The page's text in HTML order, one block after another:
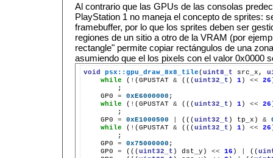
Al contrario que las GPUs de las consolas
PlayStation 1 no maneja el concepto de sprites:
framebuffer, por lo que los sprites deben ser
regiones de un sitio a otro de la VRAM (por
rectangle" permite copiar rectángulos de una
asumiendo que el los pixels con el valor 0x0000
void psx::gpu_draw_8x8_tile(uint8_t src_x,
while
( ! (GPUSTAT & (((uint32_t ) 1) <<
26
GP0
= 0xE6000000 ;
while
( ! (GPUSTAT & (((uint32_t ) 1) <<
26
GP0
= 0xE1000500 (((uint32_t ) tp_x) &
while
( ! (GPUSTAT & (((uint32_t ) 1) <<
26
GP0
= 0x75000000 ;
GP0
= (((uint32_t ) dst_y) << 16 ) ((